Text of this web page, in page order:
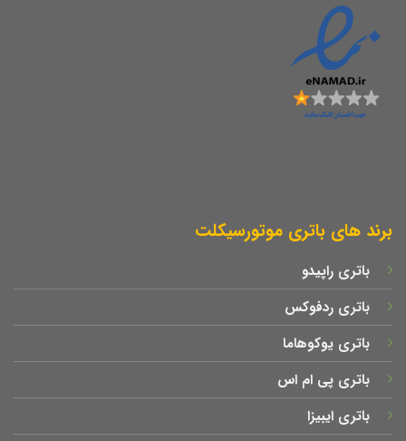
برند های باتری موتورسیکلت
باتری راپیدو
باتری ردفوکس
باتری یوکوهاما
باتری پی ام اس
باتری ایبیزا